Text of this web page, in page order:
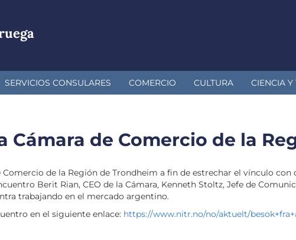
SERVICIOS CONSULARES COMERCIO CULTURA CIENCIA
Cámara de Comercio de la
Comercio de la Región de Trondheim a fin de estrechar el vínculo
Berit Rian, CEO de la Cámara, Kenneth Stoltz, Jefe de
trabajando en el mercado argentino.
en el siguiente enlace: https://www.nitr.no/no/aktuelt/